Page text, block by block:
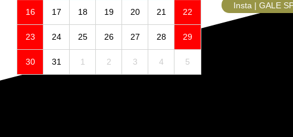
16 17 18 19 20 21 22
23 24 25 26 27 28 29
30 31 1 2 3 4 5
Insta | GALE